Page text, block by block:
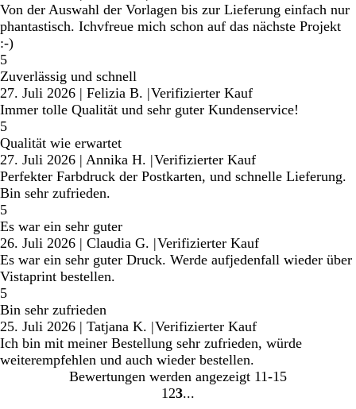
Von der Auswahl der Vorlagen bis zur Lieferung einfach nur
phantastisch. Ichvfreue mich schon auf das nächste Projekt
:-)
5
Zuverlässig und schnell
27. Juli 2026 | Felizia B. |Verifizierter Kauf
Immer tolle Qualität und sehr guter Kundenservice!
5
Qualität wie erwartet
27. Juli 2026 | Annika H. |Verifizierter Kauf
Perfekter Farbdruck der Postkarten, und schnelle Lieferung.
Bin sehr zufrieden.
5
Es war ein sehr guter
26. Juli 2026 | Claudia G. |Verifizierter Kauf
Es war ein sehr guter Druck. Werde aufjedenfall wieder über
Vistaprint bestellen.
5
Bin sehr zufrieden
25. Juli 2026 | Tatjana K. |Verifizierter Kauf
Ich bin mit meiner Bestellung sehr zufrieden, würde
weiterempfehlen und auch wieder bestellen.
Bewertungen werden angezeigt 11-15
Gehe
1 Gehe
2 Gehe
3